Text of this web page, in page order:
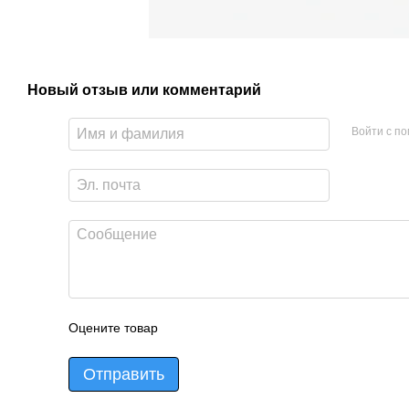
Новый отзыв или комментарий
Войти с
Оцените товар
Отправить